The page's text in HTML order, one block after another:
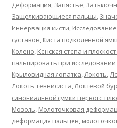
Деформация, Запястье,
Защелкивающиеся пальцы,
Иннервация кисти,
суставов, Киста подколенной
Колено, Конская стопа и
пальпировать при исследовании
Крыловидная лопатка,Локоть,
Локоть теннисиста,Локтевой
синовиальной сумки первого
Мозоль, Молоточковая
деформация пальцев,